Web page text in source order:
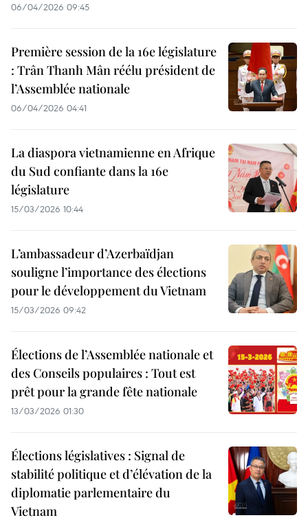
06/04/2026 09:45
Première session de la 16e législature
: Trân Thanh Mân réélu président de
l’Assemblée nationale
06/04/2026 04:41
La diaspora vietnamienne en Afrique
du Sud confiante dans la 16e
législature
15/03/2026 10:44
L’ambassadeur d’Azerbaïdjan
souligne l’importance des élections
pour le développement du Vietnam
15/03/2026 09:42
Élections de l’Assemblée nationale et
des Conseils populaires : Tout est
prêt pour la grande fête nationale
13/03/2026 01:30
Élections législatives : Signal de
stabilité politique et d’élévation de la
diplomatie parlementaire du
Vietnam